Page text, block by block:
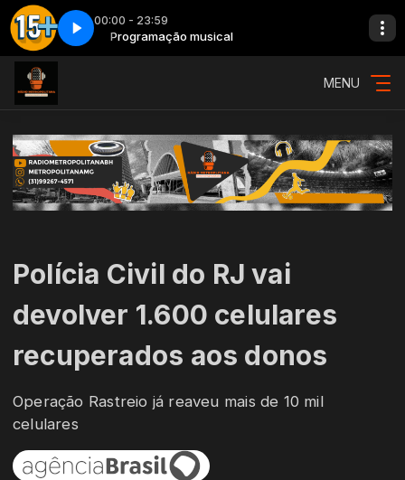
00:00 - 23:59
Programação musical
As 15 mais - Parte 1
MENU
Polícia Civil do RJ vai
devolver 1.600 celulares
recuperados aos donos
Operação Rastreio já reaveu mais de 10 mil
celulares